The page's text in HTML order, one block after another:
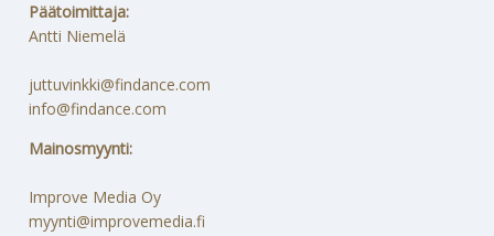
Päätoimittaja:
Antti Niemelä
juttuvinkki@findance.com
info@findance.com
Mainosmyynti:
Improve Media Oy
myynti@improvemedia.fi